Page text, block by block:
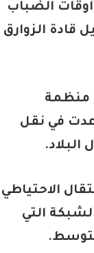
الضباب
قادة الزوارق
منظمة
في نقل
الاحتياطي
التي